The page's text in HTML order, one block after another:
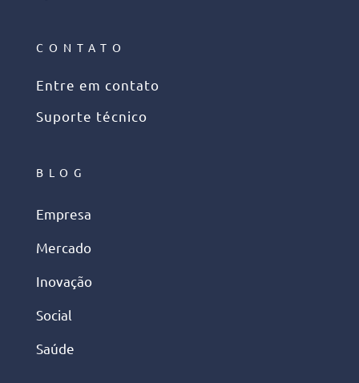
CONTATO
Entre em contato
Suporte técnico
BLOG
Empresa
Mercado
Inovação
Social
Saúde